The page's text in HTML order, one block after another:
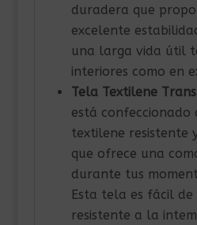
duradera que
excelente
una larga vida útil
interiores como en
Tela Textilene
está confeccionado
textilene resistente
que ofrece una
durante tus
Esta tela es fácil de
resistente a la